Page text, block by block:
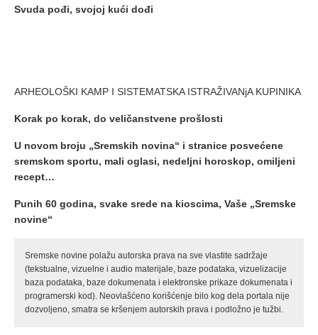
Svuda pođi, svojoj kući dođi
ARHEOLOŠKI KAMP I SISTEMATSKA ISTRAŽIVANjA KUPINIKA
Korak po korak, do veličanstvene prošlosti
U novom broju „Sremskih novina“ i stranice posvećene
sremskom sportu, mali oglasi, nedeljni horoskop, omiljeni
recept…
Punih 60 godina, svake srede na kioscima, Vaše „Sremske
novine“
Sremske novine polažu autorska prava na sve vlastite sadržaje
(tekstualne, vizuelne i audio materijale, baze podataka, vizuelizacije
baza podataka, baze dokumenata i elektronske prikaze dokumenata i
programerski kod). Neovlašćeno korišćenje bilo kog dela portala nije
dozvoljeno, smatra se kršenjem autorskih prava i podložno je tužbi.